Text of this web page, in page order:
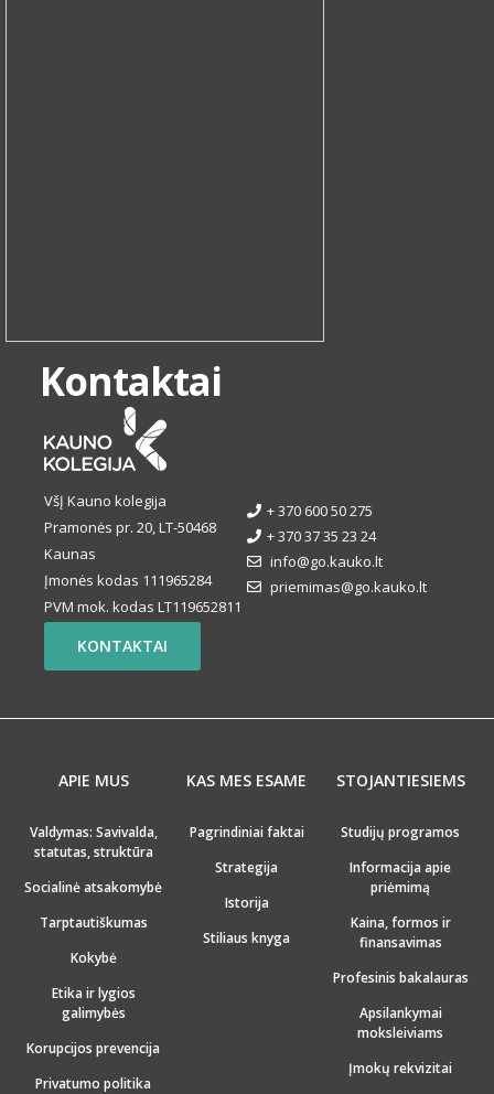
Kontaktai
VšĮ Kauno kolegija
Pramonės pr. 20, LT-50468
Kaunas
Įmonės kodas 111965284
PVM mok. kodas LT119652811
+ 370 600 50 275
+ 370 37 35 23 24
info@go.kauko.lt
priemimas@go.kauko.lt
KONTAKTAI
APIE MUS
Valdymas: Savivalda,
statutas, struktūra
Socialinė atsakomybė
Tarptautiškumas
Kokybė
Etika ir lygios
galimybės
Korupcijos prevencija
Privatumo politika
KAS MES ESAME
Pagrindiniai faktai
Strategija
Istorija
Stiliaus knyga
STOJANTIESIEMS
Studijų programos
Informacija apie
priėmimą
Kaina, formos ir
finansavimas
Profesinis bakalauras
Apsilankymai
moksleiviams
Įmokų rekvizitai